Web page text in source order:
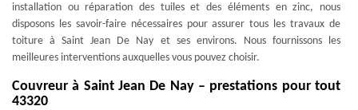
installation ou réparation des tuiles et des éléments en zinc, nous
disposons les savoir-faire nécessaires pour assurer tous les travaux de
toiture à Saint Jean De Nay et ses environs. Nous fournissons les
meilleures interventions auxquelles vous pouvez choisir.
Couvreur à Saint Jean De Nay – prestations pour tout
43320